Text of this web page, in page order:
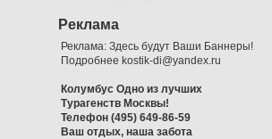
Реклама
Реклама: Здесь будут Ваши Баннеры!
Подробнее kostik-di@yandex.ru
Колумбус Одно из лучших
Турагенств Москвы!
Телефон (495) 649-86-59
Ваш отдых, наша забота